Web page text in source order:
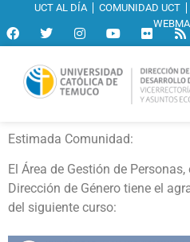
UCT AL DÍA COMUNIDAD UCT
Estimada Comunidad:
El Área de Gestión de
Dirección de Género tiene el
del siguiente curso: